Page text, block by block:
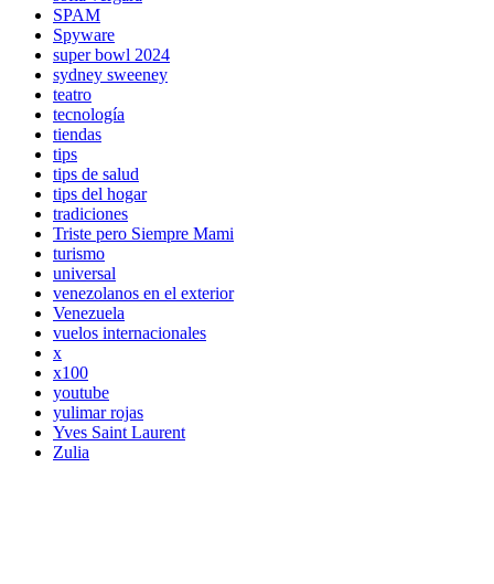
SPAM
Spyware
super bowl 2024
sydney sweeney
teatro
tecnología
tiendas
tips
tips de salud
tips del hogar
tradiciones
Triste pero Siempre Mami
turismo
universal
venezolanos en el exterior
Venezuela
vuelos internacionales
x
x100
youtube
yulimar rojas
Yves Saint Laurent
Zulia